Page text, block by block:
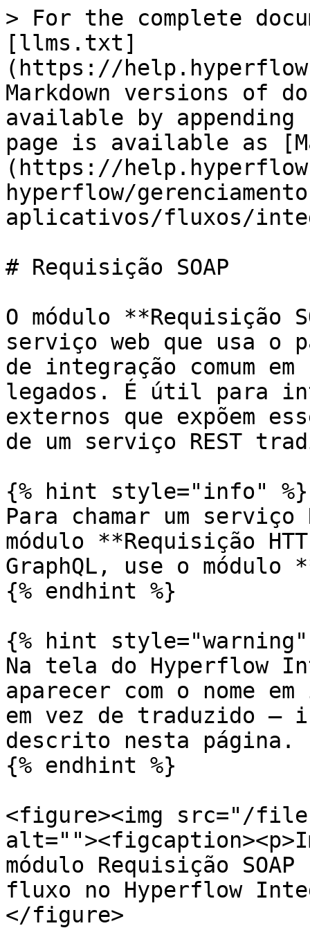
> For the complete
[llms.txt]
(https://
Markdown versions of
available by
page is available as
(https://
hyperflow/
aplicativos/fluxos/
# Requisição SOAP
O módulo **Requisição
serviço web que usa o
de integração comum
legados. É útil para
externos que expõem
de um serviço REST
{% hint style="info" %}
Para chamar um
módulo **Requisição
GraphQL, use o módulo
{% endhint %}
{% hint style="warning"
Na tela do Hyperflow
aparecer com o nome
em vez de traduzido —
descrito nesta página.
{% endhint %}
<figure><img src="/files/
módulo Requisição
fluxo no Hyperflow
</figure>